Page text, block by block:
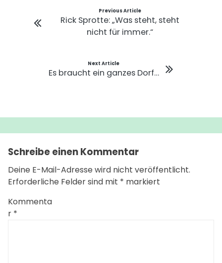
Beitragsnavigation
Previous Article
Rick Sprotte: „Was steht, steht
nicht für immer.“
Next Article
Es braucht ein ganzes Dorf…
Schreibe einen Kommentar
Deine E-Mail-Adresse wird nicht veröffentlicht.
Erforderliche Felder sind mit * markiert
Kommenta
r *